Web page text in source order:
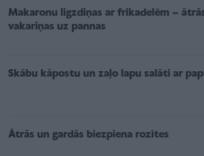
Makaronu ligzdiņas ar frikadelēm –
vakariņas uz pannas
Skābu kāpostu un zaļo lapu salāti ar
Ātrās un gardās biezpiena rozītes